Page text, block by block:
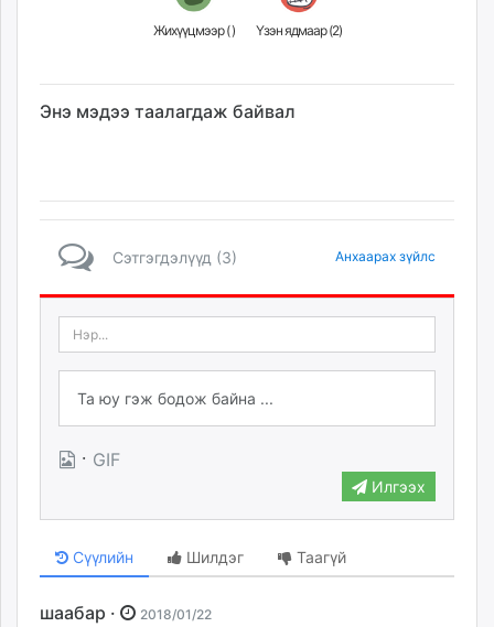
Жихүүцмээр () Үзэн ядмаар (2)
Энэ мэдээ таалагдаж байвал
Сэтгэгдэлүүд (3) Анхаарах зүйлс
· GIF
Илгээх
Сүүлийн Шилдэг Таагүй
шаабар · 2018/01/22